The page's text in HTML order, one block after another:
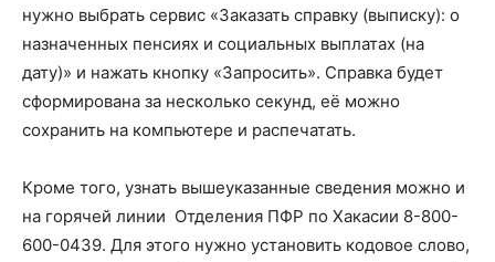
нужно выбрать сервис «Заказать справку (выписку): о
назначенных пенсиях и социальных выплатах (на
дату)» и нажать кнопку «Запросить». Справка будет
сформирована за несколько секунд, её можно
сохранить на компьютере и распечатать.
Кроме того, узнать вышеуказанные сведения можно и
на горячей линии Отделения ПФР по Хакасии 8-800-
600-0439. Для этого нужно установить кодовое слово,